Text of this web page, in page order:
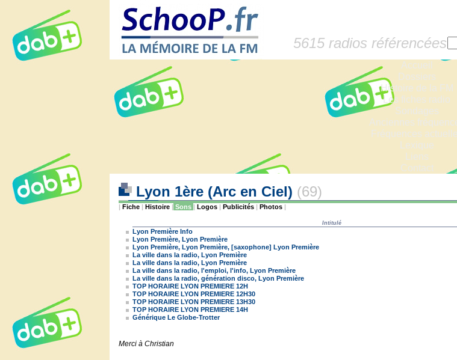
5615 radios référencées
Accueil
Dossiers
Histoire de la FM
Les fiches radio
Sondages
Anciennes
Fréquences
Lexique
Liens
Contact
Lyon 1ère (Arc en Ciel) (69)
| Fiche | Histoire | Sons | Logos | Publicités | Photos |
Intitulé
Lyon Première Info
Lyon Première, Lyon Première
Lyon Première, Lyon Première, [saxophone] Lyon Première
La ville dans la radio, Lyon Première
La ville dans la radio, Lyon Première
La ville dans la radio, l'emploi, l'info, Lyon Première
La ville dans la radio, génération disco, Lyon Première
TOP HORAIRE LYON PREMIERE 12H
TOP HORAIRE LYON PREMIERE 12H30
TOP HORAIRE LYON PREMIERE 13H30
TOP HORAIRE LYON PREMIERE 14H
Générique Le Globe-Trotter
Merci à Christian